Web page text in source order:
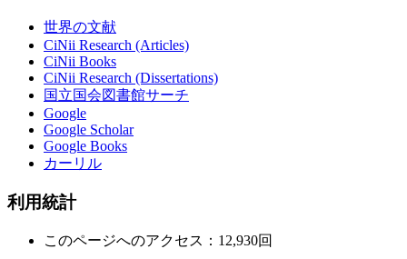
世界の文献
CiNii Research (Articles)
CiNii Books
CiNii Research (Dissertations)
国立国会図書館サーチ
Google
Google Scholar
Google Books
カーリル
利用統計
このページへのアクセス：12,930回